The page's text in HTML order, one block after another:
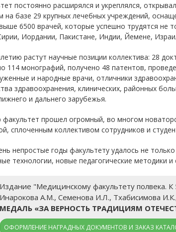
постоянно расширялся и укреплялся,
на базе 29 крупных лечебных учреждений,
6500 врачей, которые успешно трудятся не
Иордании, Пакистане, Индии, Йемене,
растут научные позиции коллектива: 28
114 монографий, получено 48 патентов,
и народные врачи, отличники
здравоохранения, клинических, районных
и дальнего зарубежья.
прошел огромный, во многом
сплоченным коллективом сотрудников и
непростые годы факультету удалось не
технологии, новые педагогические методики
Издание "Медицинскому факультету полвека.
Инарокова А.М., Семенова И.Л., Тхабисимова
МЕДАЛЬ «ЗА ВЕРНОСТЬ ТРАДИЦИЯМ
ОФОРМЛЕНИЕ НАГРАДНЫХ ДОКУМЕНТОВ И ЗАКАЗ